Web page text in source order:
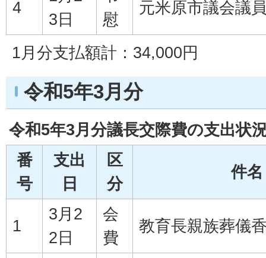
4
3日
慰
元米原市議会議
1月分支払額計：34,000円
令和5年3月分
令和5年3月分議長交際費の支出状
番
号
支出
日
区
分
件名
1
3月2
2日
会
費
教育長親族葬儀